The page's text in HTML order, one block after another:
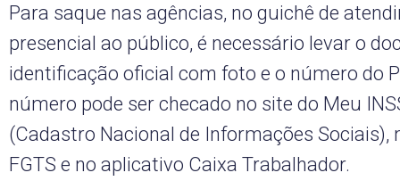
Para saque nas agências, no guichê de
presencial ao público, é necessário levar o
identificação oficial com foto e o número do
número pode ser checado no site do Meu
(Cadastro Nacional de Informações Sociais),
FGTS e no aplicativo Caixa Trabalhador.